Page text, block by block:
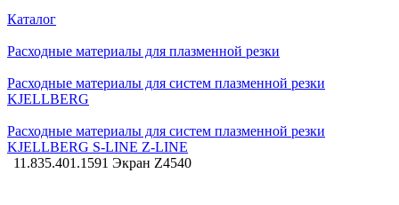
Каталог
Расходные материалы для плазменной резки
Расходные материалы для систем плазменной резки
KJELLBERG
Расходные материалы для систем плазменной резки
KJELLBERG S-LINE Z-LINE
11.835.401.1591 Экран Z4540